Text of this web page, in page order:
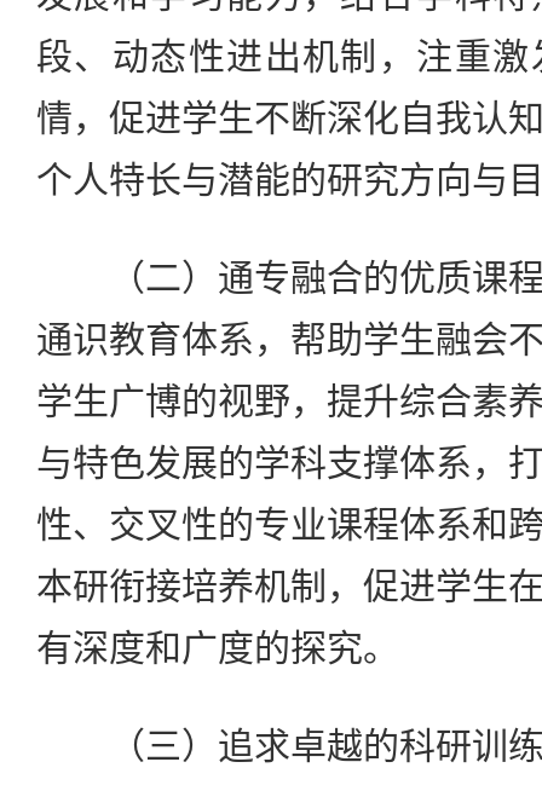
段、动态性进出机制，注重
情，促进学生不断深化自我认
个人特长与潜能的研究方向与
（二）通专融合的优质课程
通识教育体系，帮助学生融会
学生广博的视野，提升综合素
与特色发展的学科支撑体系，
性、交叉性的专业课程体系和
本研衔接培养机制，促进学生
有深度和广度的探究。
（三）追求卓越的科研训练